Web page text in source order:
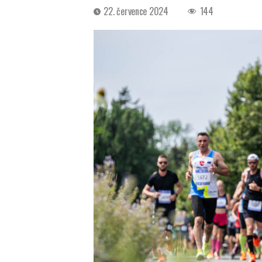
Datum
příspěvku
22. července 2024 144